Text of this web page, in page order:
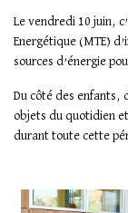
Le vendredi 10 juin,
Energétique (MTE)
sources d’énergie
Du côté des enfants,
objets du quotidien
durant toute cette